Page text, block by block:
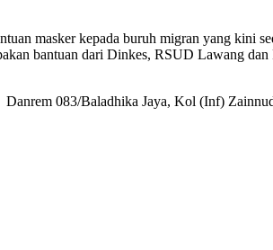
masker kepada buruh migran yang kini
bantuan dari Dinkes, RSUD Lawang
083/Baladhika Jaya, Kol (Inf)